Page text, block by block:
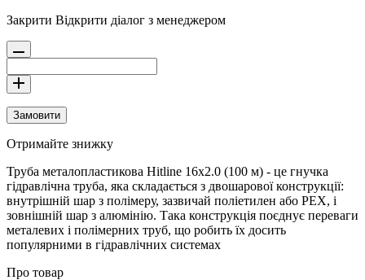
Закрити Відкрити діалог з менеджером
Замовити
Отримайте знижку
Труба металопластикова Hitline 16х2.0 (100 м) - це гнучка
гідравлічна труба, яка складається з двошарової конструкції:
внутрішній шар з полімеру, зазвичай поліетилен або PEX, і
зовнішній шар з алюмінію. Така конструкція поєднує переваги
металевих і полімерних труб, що робить їх досить
популярними в гідравлічних системах
Про товар